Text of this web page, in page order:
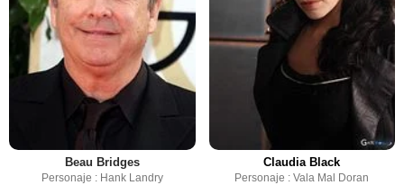
Beau Bridges
Personaje : Hank Landry
Claudia Black
Personaje : Vala Mal Doran